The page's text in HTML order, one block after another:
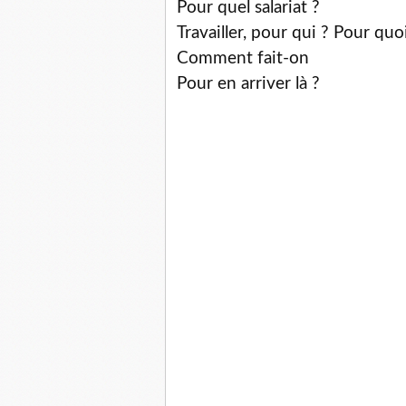
Pour quel salariat ?
Travailler, pour qui ? Pour
Comment fait-on
Pour en arriver là ?